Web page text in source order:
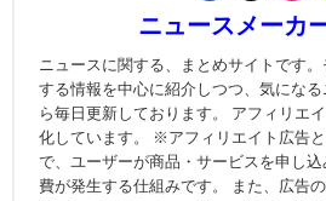
ニュースメーカ
ニュースに関する、まとめサイトです
する情報を中心に紹介しつつ、気にな
ら毎日更新しております。 アフィリエ
化しています。 ※アフィリエイト広告
で、ユーザーが商品・サービスを申し
費が発生する仕組みです。 また、広告